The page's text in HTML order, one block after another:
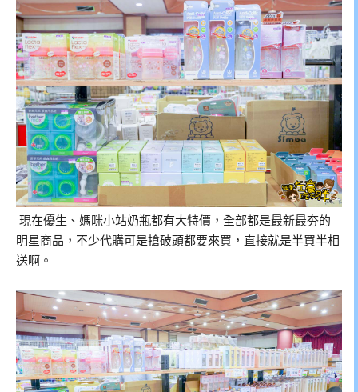
現在優生、媽咪小站奶瓶都有大特價，全部都是最新最夯的
明星商品，不少代購可是搶破頭都要來買，直接就是半買半相
送啊。